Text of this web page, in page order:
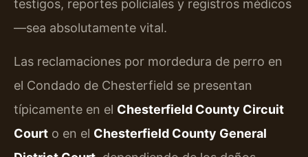
testigos, reportes policiales y registros médicos
—sea absolutamente vital.
Las reclamaciones por mordedura de perro en
el Condado de Chesterfield se presentan
típicamente en el Chesterfield County Circuit
Court o en el Chesterfield County General